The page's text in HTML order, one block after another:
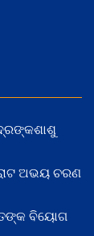
ଅଭୟ ଚରଣ
ବିୟୋଗ